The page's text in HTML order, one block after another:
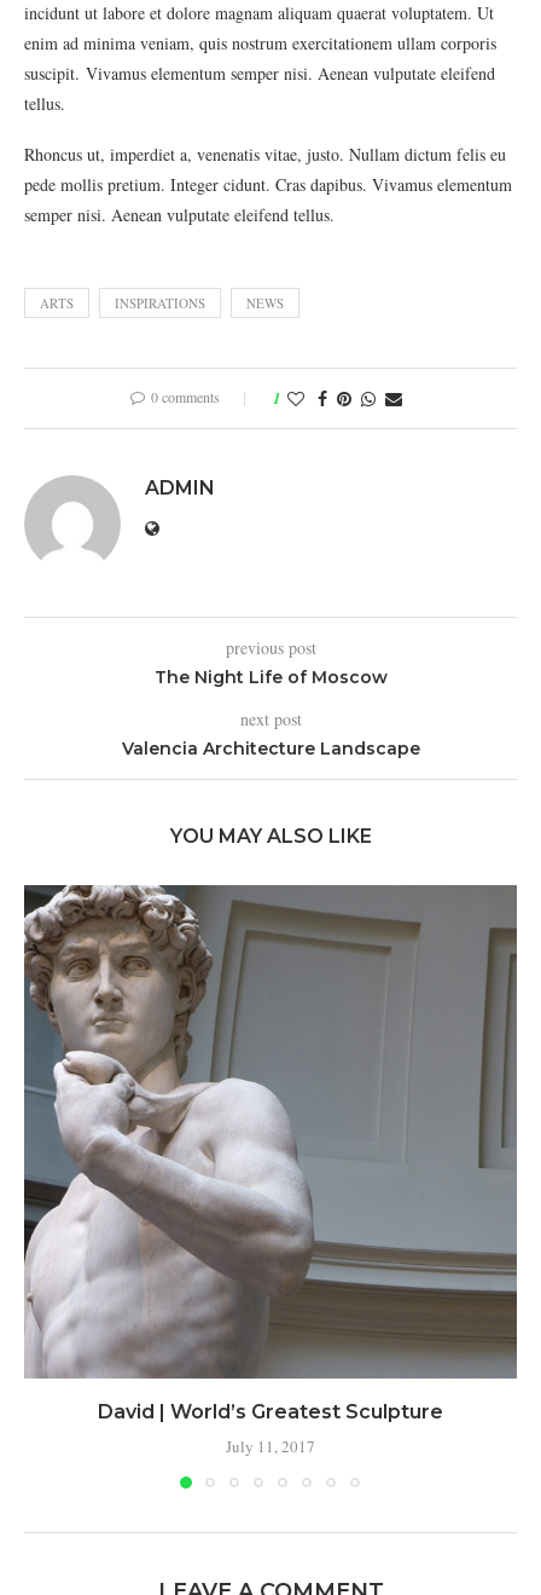
incidunt ut labore et dolore magnam aliquam quaerat voluptatem. Ut
enim ad minima veniam, quis nostrum exercitationem ullam corporis
suscipit. Vivamus elementum semper nisi. Aenean vulputate eleifend
tellus.
Rhoncus ut, imperdiet a, venenatis vitae, justo. Nullam dictum felis eu
pede mollis pretium. Integer cidunt. Cras dapibus. Vivamus elementum
semper nisi. Aenean vulputate eleifend tellus.
ARTS INSPIRATIONS NEWS
0 comments 1
ADMIN
previous post
The Night Life of Moscow
next post
Valencia Architecture Landscape
YOU MAY ALSO LIKE
David | World’s Greatest Sculpture
July 11, 2017